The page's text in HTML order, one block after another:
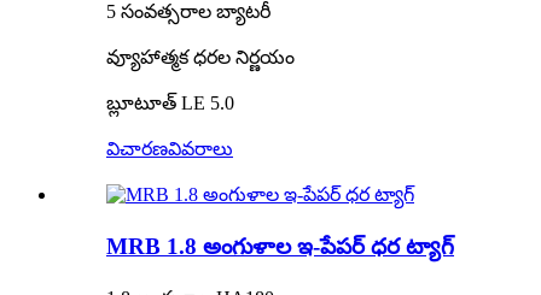
5 సంవత్సరాల బ్యాటరీ
వ్యూహాత్మక ధరల నిర్ణయం
బ్లూటూత్ LE 5.0
విచారణవివరాలు
MRB 1.8 అంగుళాల ఇ-పేపర్ ధర ట్యాగ్